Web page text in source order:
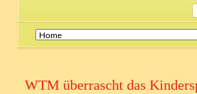
Navigation
überspringen
WTM überrascht das